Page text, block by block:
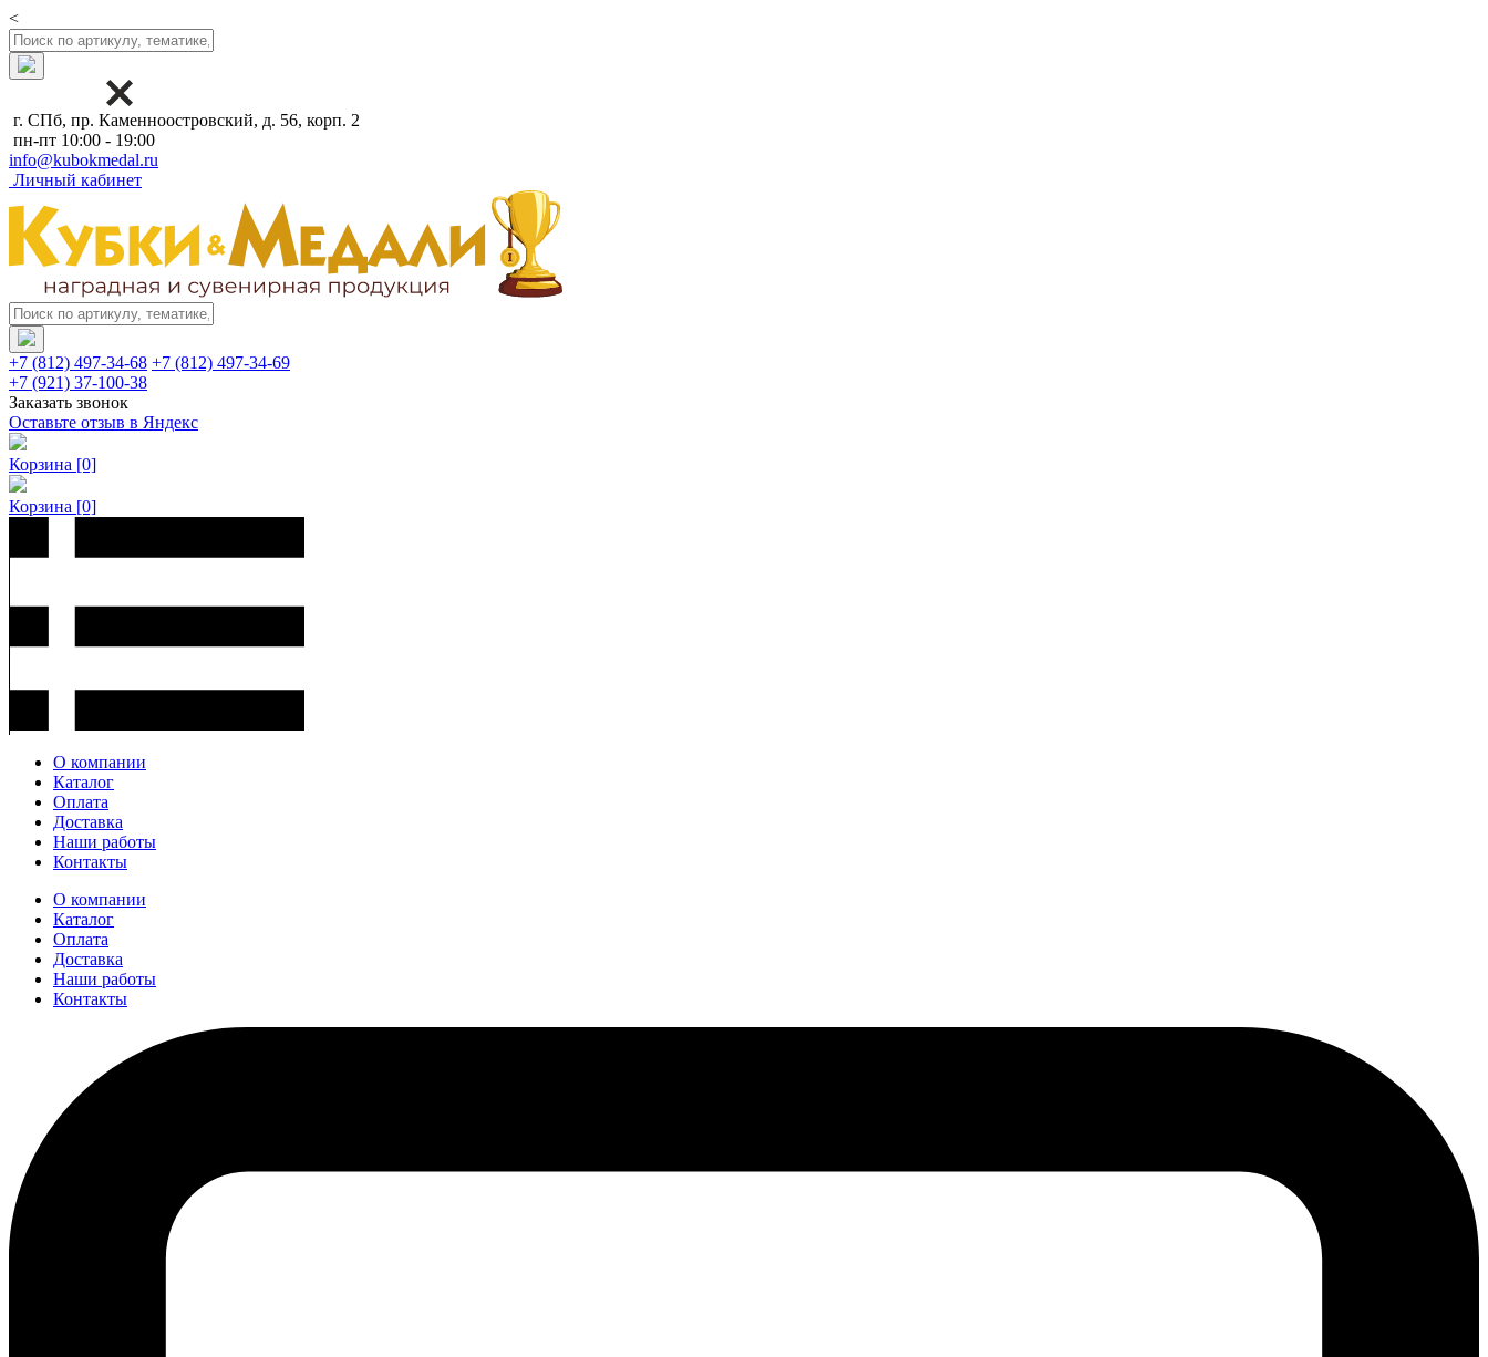
<
г. СПб, пр. Каменноостровский, д. 56, корп. 2
пн-пт 10:00 - 19:00
info@kubokmedal.ru
Личный кабинет
+7 (812) 497-34-68 +7 (812) 497-34-69
+7 (921) 37-100-38
Заказать звонок
Оставьте отзыв в Яндекс
Корзина [0]
Корзина [0]
О компании
Каталог
Оплата
Доставка
Наши работы
Контакты
О компании
Каталог
Оплата
Доставка
Наши работы
Контакты